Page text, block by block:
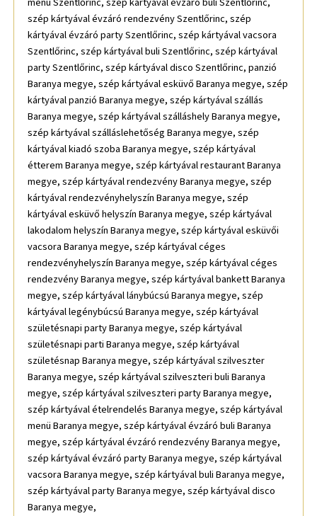
szép kártyával évzáró rendezvény Szentlőrinc, szép
kártyával évzáró party Szentlőrinc, szép kártyával vacsora
Szentlőrinc, szép kártyával buli Szentlőrinc, szép kártyával
party Szentlőrinc, szép kártyával disco Szentlőrinc, panzió
Baranya megye, szép kártyával esküvő Baranya megye, szép
kártyával panzió Baranya megye, szép kártyával szállás
Baranya megye, szép kártyával szálláshely Baranya megye,
szép kártyával szálláslehetőség Baranya megye, szép
kártyával kiadó szoba Baranya megye, szép kártyával
étterem Baranya megye, szép kártyával restaurant Baranya
megye, szép kártyával rendezvény Baranya megye, szép
kártyával rendezvényhelyszín Baranya megye, szép
kártyával esküvő helyszín Baranya megye, szép kártyával
lakodalom helyszín Baranya megye, szép kártyával esküvői
vacsora Baranya megye, szép kártyával céges
rendezvényhelyszín Baranya megye, szép kártyával céges
rendezvény Baranya megye, szép kártyával bankett Baranya
megye, szép kártyával lánybúcsú Baranya megye, szép
kártyával legénybúcsú Baranya megye, szép kártyával
születésnapi party Baranya megye, szép kártyával
születésnapi parti Baranya megye, szép kártyával
születésnap Baranya megye, szép kártyával szilveszter
Baranya megye, szép kártyával szilveszteri buli Baranya
megye, szép kártyával szilveszteri party Baranya megye,
szép kártyával ételrendelés Baranya megye, szép kártyával
menü Baranya megye, szép kártyával évzáró buli Baranya
megye, szép kártyával évzáró rendezvény Baranya megye,
szép kártyával évzáró party Baranya megye, szép kártyával
vacsora Baranya megye, szép kártyával buli Baranya megye,
szép kártyával party Baranya megye, szép kártyával disco
Baranya megye,